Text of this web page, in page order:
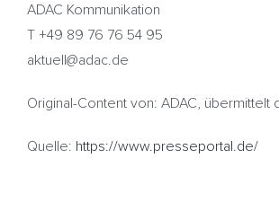
ADAC Kommunikation
T +49 89 76 76 54 95
aktuell@adac.de
Original-Content von: ADAC, übermittelt
Quelle: https://www.presseportal.de/